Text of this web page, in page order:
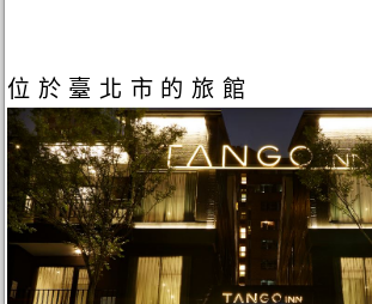
位於臺北市的旅館